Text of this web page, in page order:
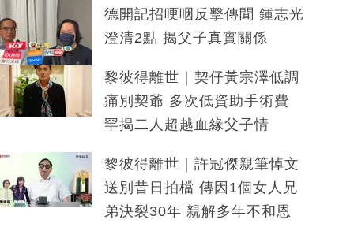
德開記招哽咽反擊傳聞 鍾志光
澄清2點 揭父子真實關係
黎彼得離世｜契仔黃宗澤低調
痛別契爺 多次低資助手術費
罕揭二人超越血緣父子情
黎彼得離世｜許冠傑親筆悼文
送別昔日拍檔 傳因1個女人兄
弟決裂30年 親解多年不和恩